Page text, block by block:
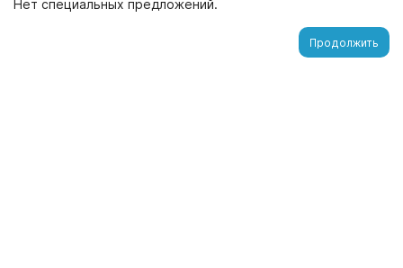
Нет специальных предложений.
Продолжить